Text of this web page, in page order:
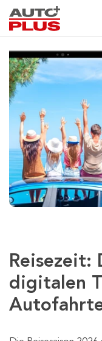
Reisezeit:
digitalen